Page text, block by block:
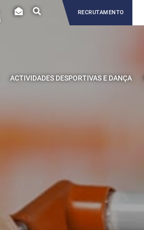
RECRUTAMENTO
ACTIVIDADES DESPORTIVAS E DANÇA